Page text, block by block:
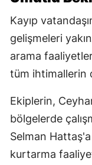
Kayıp
gelişmeleri
arama
tüm ihtimallerin
Ekiplerin,
bölgelerde
Selman
kurtarma